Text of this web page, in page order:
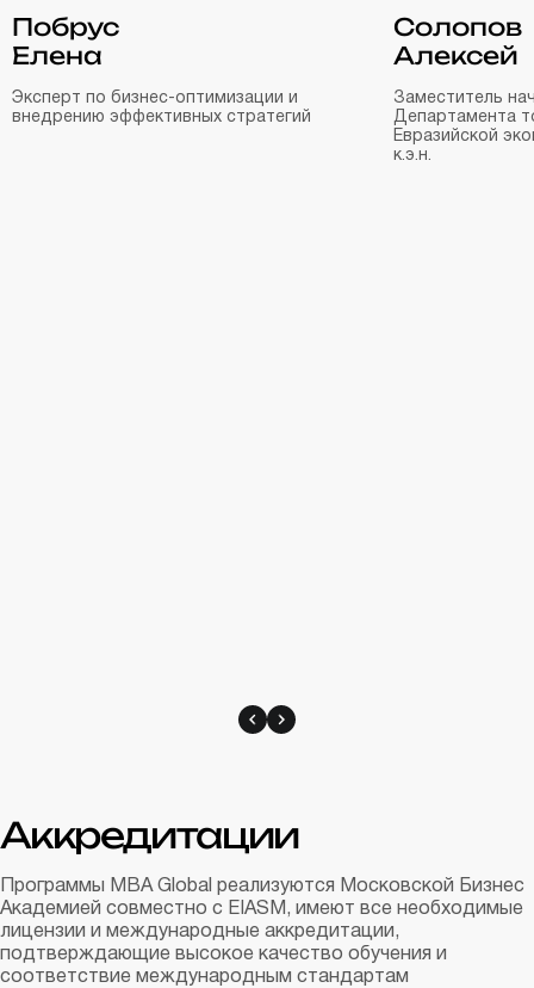
Побрус
Елена
Эксперт по бизнес-оптимизации и
внедрению эффективных стратегий
Солопов
Алексей
Заместитель
Департамента
Евразийской
к.э.н.
Аккредитации
Программы MBA Global реализуются Московской Бизнес
Академией совместно с EIASM, имеют все необходимые
лицензии и международные аккредитации,
подтверждающие высокое качество обучения и
соответствие международным стандартам